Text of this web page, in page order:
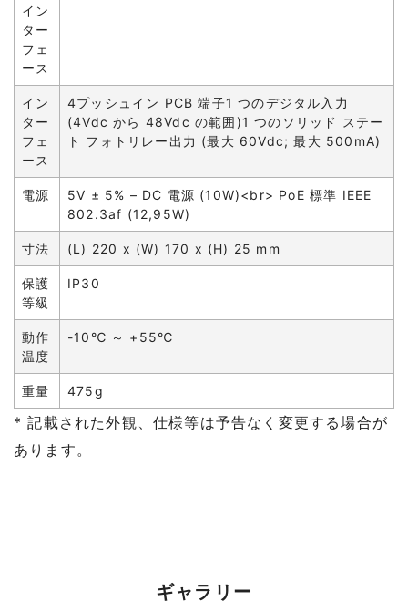
イン
ター
フェ
ース
イン
ター
フェ
ース
4プッシュイン PCB 端子1 つのデジタル入力
(4Vdc から 48Vdc の範囲)1 つのソリッド ステー
ト フォトリレー出力 (最大 60Vdc; 最大 500mA)
電源
5V ± 5% – DC 電源 (10W)<br> PoE 標準 IEEE
802.3af (12,95W)
寸法 (L) 220 x (W) 170 x (H) 25 mm
保護
等級
IP30
動作
温度
-10℃ ～ +55℃
重量 475g
* 記載された外観、仕様等は予告なく変更する場合が
あります。
ギャラリー